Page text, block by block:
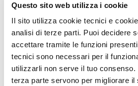
Questo sito web utilizza i cookie
Il sito utilizza cookie tecnici e
analisi di terze parti. Puoi decidere
accettare tramite le funzioni
tecnici sono necessari per il
utilizzarli non serve il tuo
terza parte servono per migliorare il
Animali Ammessi:
Servizi Speciali A DOG:
Ideale Per:
Sconto PLUS fino al 10%
IN PIÙ compresi nell'offerta...